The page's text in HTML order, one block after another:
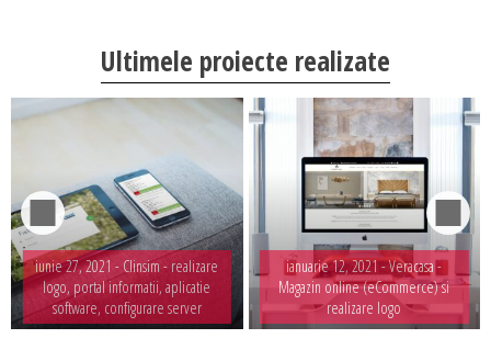
Ultimele proiecte realizate
iunie 27, 2021 - Clinsim - realizare
logo, portal informatii, aplicatie
software, configurare server
ianuarie 12, 2021 -Veracasa -
Magazin online (eCommerce) si
realizare logo